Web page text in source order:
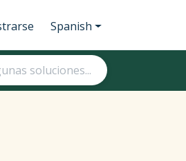
Spanish